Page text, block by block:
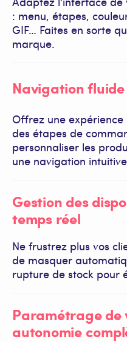
: menu, étapes,
GIF… Faites en sorte
marque.
Navigation
Offrez une
des étapes de
personnaliser les
une navigation
Gestion des
temps réel
Ne frustrez plus vos
de masquer
rupture de stock pour
Paramétrage de
autonomie